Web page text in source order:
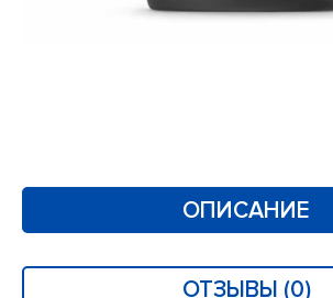
ОПИСАНИЕ
ОТЗЫВЫ (0)